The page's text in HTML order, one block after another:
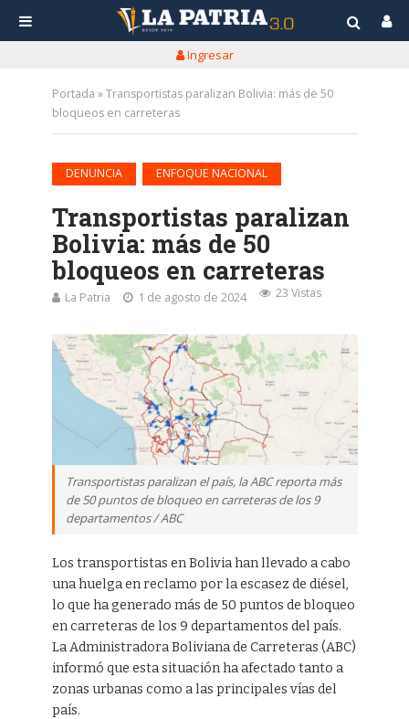
Ingresar
Portada »Transportistas paralizan Bolivia: más de 50
bloqueos en carreteras
DENUNCIA ENFOQUE NACIONAL
Transportistas paralizan
Bolivia: más de 50
bloqueos en carreteras
La Patria 1 de agosto de 2024 23 Vistas
Transportistas paralizan el país, la ABC reporta más
de 50 puntos de bloqueo en carreteras de los 9
departamentos / ABC
Los transportistas en Bolivia han llevado a cabo
una huelga en reclamo por la escasez de diésel,
lo que ha generado más de 50 puntos de bloqueo
en carreteras de los 9 departamentos del país.
La Administradora Boliviana de Carreteras (ABC)
informó que esta situación ha afectado tanto a
zonas urbanas como a las principales vías del
país.